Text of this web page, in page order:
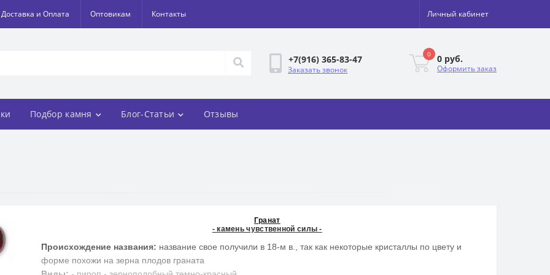
Доставка и Оплата Оптовикам Контакты Личный кабинет
+7(916) 365-83-47
Заказать звонок
0 0 руб.
Оформить заказ
Подбор камня Блог-Статьи Отзывы
Гранат
- камень чувственной силы -
Происхождение названия: название свое получили в 18-м в., так как некоторые кристаллы по цвету и
форме похожи на зерна плодов граната